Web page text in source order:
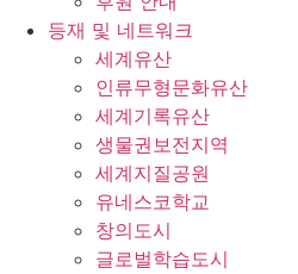
등재 및 네트워크
세계유산
인류무형문화유산
세계기록유산
생물권보전지역
세계지질공원
유네스코학교
창의도시
글로벌학습도시